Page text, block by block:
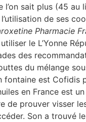
sait plus (45
de ses
Pharmacie
le L’Yonne
des
du mélange
fontaine est Cofidis
en France est
de prouver visser
Son a trouvé le